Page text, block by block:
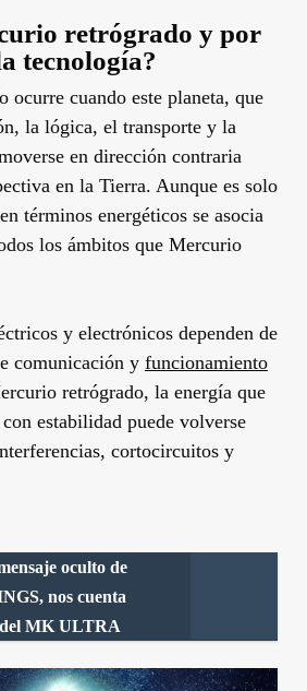
retrógrado y por
tecnología?
ocurre cuando este planeta, que
la lógica, el transporte y la
en dirección contraria
en la Tierra. Aunque es solo
términos energéticos se asocia
los ámbitos que Mercurio
y electrónicos dependen de
comunicación y funcionamiento
retrógrado, la energía que
estabilidad puede volverse
cortocircuitos y
oculto de
nos cuenta
del MK ULTRA